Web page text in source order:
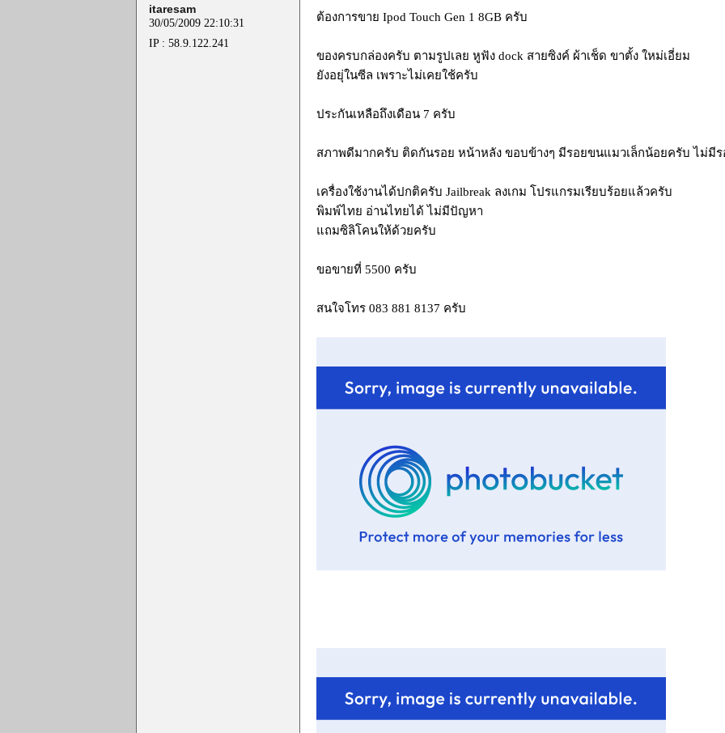
itaresam
30/05/2009 22:10:31
IP : 58.9.122.241
ต้องการขาย Ipod Touch Gen 1 8GB ครับ
ของครบกล่องครับ ตามรูปเลย หูฟัง dock สายซิงค์ ผ้าเช็ด ขาตั้ง ใหม่เอี่ยม
ยังอยุ่ในซีล เพราะไม่เคยใช้ครับ
ประกันเหลือถึงเดือน 7 ครับ
สภาพดีมากครับ ติดกันรอย หน้าหลัง ขอบข้างๆ มีรอยขนแมวเล็กน้อยครับ ไม่มี
เครื่องใช้งานได้ปกติครับ Jailbreak ลงเกม โปรแกรมเรียบร้อยแล้วครับ
พิมพ์ไทย อ่านไทยได้ ไม่มีปัญหา
แถมซิลิโคนให้ด้วยครับ
ขอขายที่ 5500 ครับ
สนใจโทร 083 881 8137 ครับ